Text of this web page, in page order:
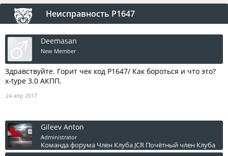
Неисправность P1647
Deemasan
New Member
Здравствуйте. Горит чек код P1647/ Как бороться и что это?
x-type 3.0 АКПП.
24 апр 2017
Gileev Anton
Administrator
Команда форума Член Клуба JCR Почётный член Клуба